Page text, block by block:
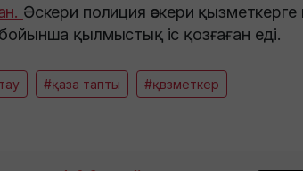
Әскери полиция әскери
қылмыстық іс қозғаған еді.
#қаза тапты #қвзметкер